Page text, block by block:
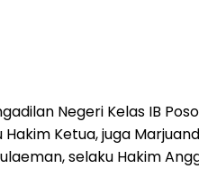
Negeri Kelas IB
Ketua, juga
selaku Hakim